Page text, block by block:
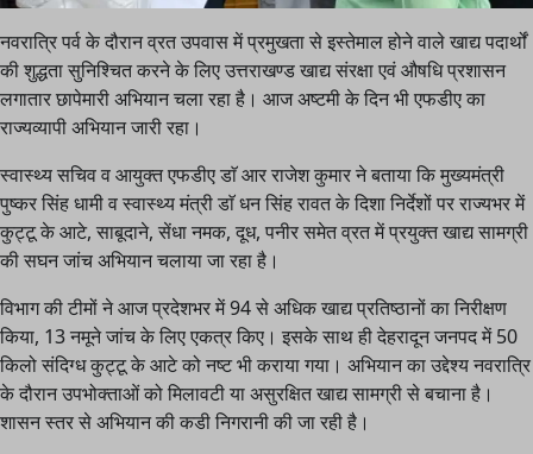
नवरात्रि पर्व के दौरान व्रत उपवास में प्रमुखता से इस्तेमाल होने वाले खाद्य पदार्थों
की शुद्धता सुनिश्चित करने के लिए उत्तराखण्ड खाद्य संरक्षा एवं औषधि प्रशासन
लगातार छापेमारी अभियान चला रहा है। आज अष्टमी के दिन भी एफडीए का
राज्यव्यापी अभियान जारी रहा।
स्वास्थ्य सचिव व आयुक्त एफडीए डाॅ आर राजेश कुमार ने बताया कि मुख्यमंत्री
पुष्कर सिंह धामी व स्वास्थ्य मंत्री डाॅ धन सिंह रावत के दिशा निर्देशों पर राज्यभर में
कुट्टू के आटे, साबूदाने, सेंधा नमक, दूध, पनीर समेत व्रत में प्रयुक्त खाद्य सामग्री
की सघन जांच अभियान चलाया जा रहा है।
विभाग की टीमों ने आज प्रदेशभर में 94 से अधिक खाद्य प्रतिष्ठानों का निरीक्षण
किया, 13 नमूने जांच के लिए एकत्र किए। इसके साथ ही देहरादून जनपद में 50
किलो संदिग्ध कुट्टू के आटे को नष्ट भी कराया गया। अभियान का उद्देश्य नवरात्रि
के दौरान उपभोक्ताओं को मिलावटी या असुरक्षित खाद्य सामग्री से बचाना है।
शासन स्तर से अभियान की कडी निगरानी की जा रही है।